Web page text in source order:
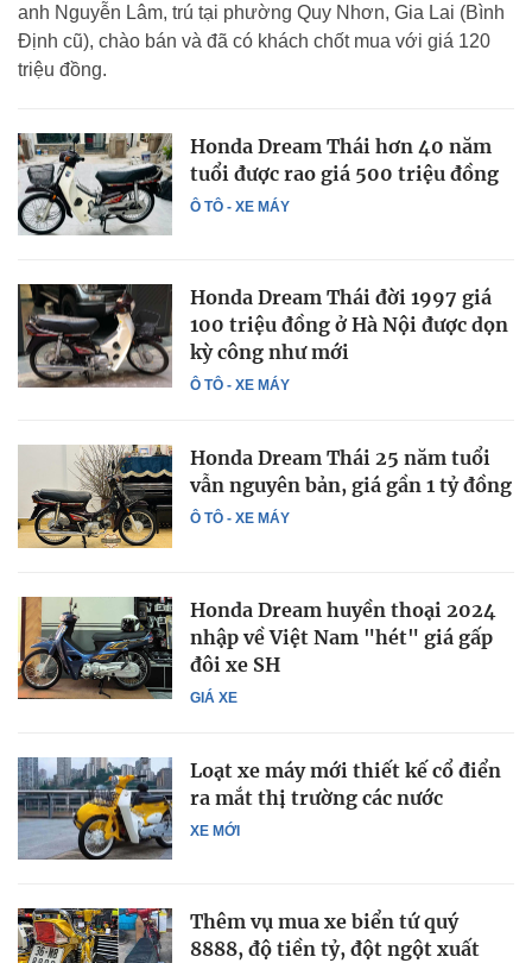
anh Nguyễn Lâm, trú tại phường Quy Nhơn, Gia Lai (Bình
Định cũ), chào bán và đã có khách chốt mua với giá 120
triệu đồng.
Ô TÔ - XE MÁY
Honda Dream Thái hơn 40 năm
tuổi được rao giá 500 triệu đồng
Ô TÔ - XE MÁY
Honda Dream Thái đời 1997 giá
100 triệu đồng ở Hà Nội được dọn
kỳ công như mới
Ô TÔ - XE MÁY
Honda Dream Thái 25 năm tuổi
vẫn nguyên bản, giá gần 1 tỷ đồng
GIÁ XE
Honda Dream huyền thoại 2024
nhập về Việt Nam "hét" giá gấp
đôi xe SH
XE MỚI
Loạt xe máy mới thiết kế cổ điển
ra mắt thị trường các nước
Thêm vụ mua xe biển tứ quý
8888, độ tiền tỷ, đột ngột xuất